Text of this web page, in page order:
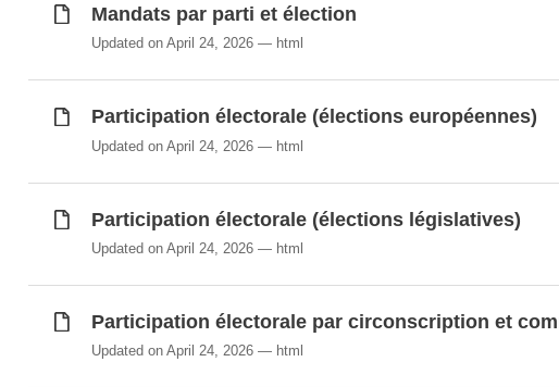
Mandats par parti et élection
Updated on April 24, 2026 html
Participation électorale (élections européennes)
Updated on April 24, 2026 html
Participation électorale (élections législatives)
Updated on April 24, 2026 html
Participation électorale par circonscription et
Updated on April 24, 2026 html